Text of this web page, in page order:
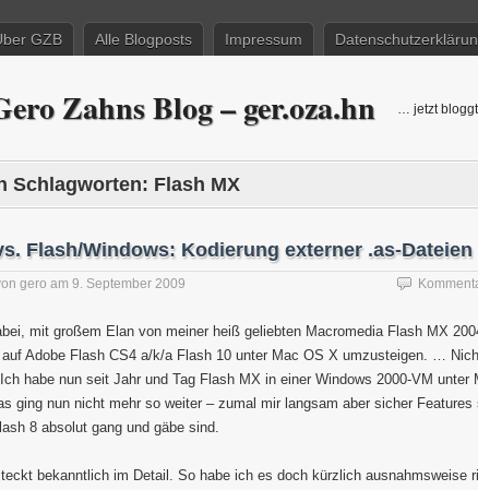
GZB Alle Blogposts Impressum
Zahns Blog – ger.oza.hn … jetzt
Schlagworten: Flash MX
Flash/Windows: Kodierung externer .as-Dateien
gero am 9. September 2009
mit großem Elan von meiner heiß geliebten Macromedia Flash MX
Adobe Flash CS4 a/k/a Flash 10 unter Mac OS X umzusteigen. …
habe nun seit Jahr und Tag Flash MX in einer Windows 2000-VM unter
ging nun nicht mehr so weiter – zumal mir langsam aber sicher
8 absolut gang und gäbe sind.
bekanntlich im Detail. So habe ich es doch kürzlich ausnahmsweise